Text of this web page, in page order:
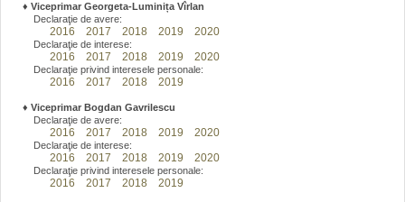
♦ Viceprimar Georgeta-Luminița Vîrlan
Declaraţie de avere:
2016 2017 2018 2019 2020
Declaraţie de interese:
2016 2017 2018 2019 2020
Declaraţie privind interesele personale:
2016 2017 2018 2019
♦ Viceprimar Bogdan Gavrilescu
Declaraţie de avere:
2016 2017 2018 2019 2020
Declaraţie de interese:
2016 2017 2018 2019 2020
Declaraţie privind interesele personale:
2016 2017 2018 2019